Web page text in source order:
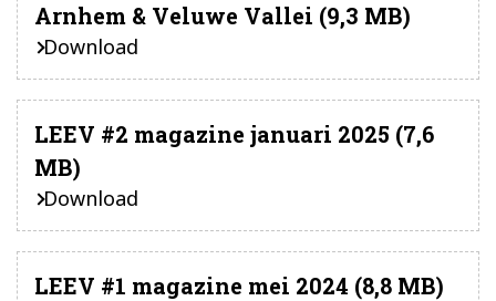
Arnhem & Veluwe Vallei (9,3 MB)
Download
LEEV #2 magazine januari 2025 (7,6
MB)
Download
LEEV #1 magazine mei 2024 (8,8 MB)